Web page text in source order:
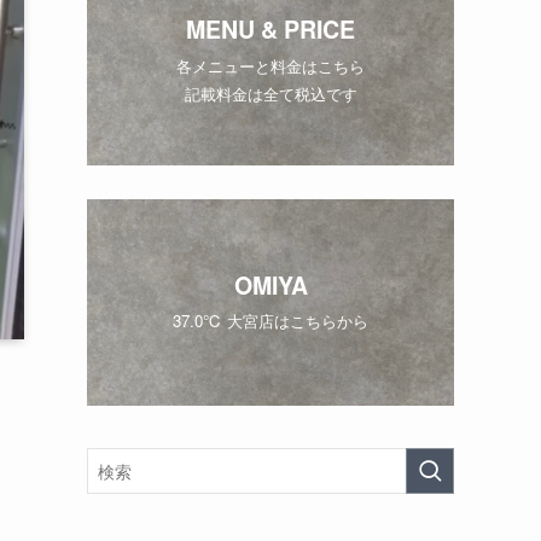
MENU & PRICE
各メニューと料金はこちら
記載料金は全て税込です
OMIYA
37.0℃ 大宮店はこちらから